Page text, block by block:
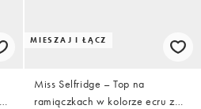
MIESZAJ I ŁĄCZ
Miss Selfridge – Top na
ramiączkach w kolorze ecru z